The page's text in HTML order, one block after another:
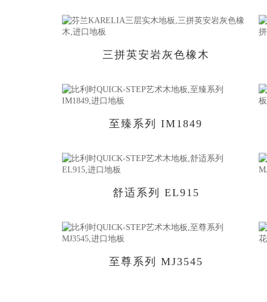
三拼英安岩灰色橡木
至臻系列 IM1849
舒适系列 EL915
至尊系列 MJ3545